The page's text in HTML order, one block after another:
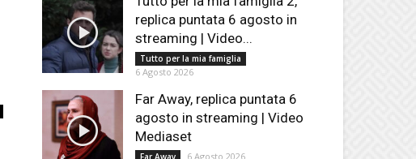
replica puntata 6 agosto in
streaming | Video...
Tutto per la mia famiglia
6 Agosto 2026
Far Away, replica puntata 6
agosto in streaming | Video
Mediaset
6 Agosto 2026